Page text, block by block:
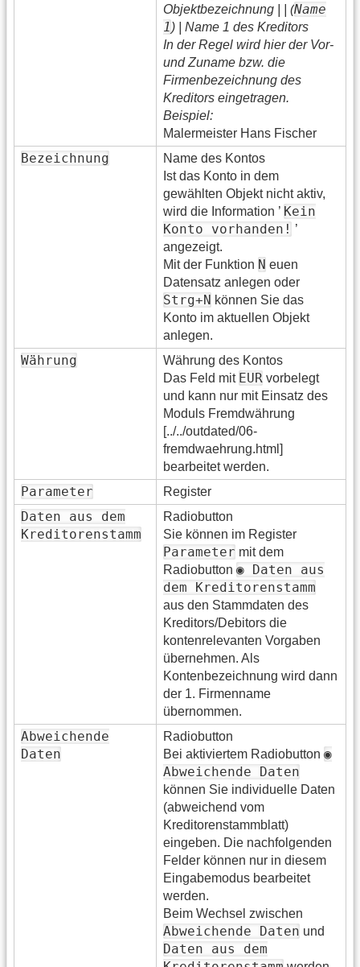
Objektbezeichnung | | (Name
1) | Name 1 des Kreditors
In der Regel wird hier der Vor-
und Zuname bzw. die
Firmenbezeichnung des
Kreditors eingetragen.
Beispiel:
Malermeister Hans Fischer
Bezeichnung
Name des Kontos
Ist das Konto in dem
gewählten Objekt nicht aktiv,
wird die Information ’ Kein
Konto vorhanden! ’
angezeigt.
Mit der Funktion N euen
Datensatz anlegen oder
Strg+N können Sie das
Konto im aktuellen Objekt
anlegen.
Währung
Währung des Kontos
Das Feld mit EUR vorbelegt
und kann nur mit Einsatz des
Moduls Fremdwährung
[../../outdated/06-
fremdwaehrung.html]
bearbeitet werden.
Parameter Register
Daten aus dem
Kreditorenstamm
Radiobutton
Sie können im Register
Parameter mit dem
Radiobutton ◉ Daten aus
dem Kreditorenstamm
aus den Stammdaten des
Kreditors/Debitors die
kontenrelevanten Vorgaben
übernehmen. Als
Kontenbezeichnung wird dann
der 1. Firmenname
übernommen.
Abweichende
Daten
Radiobutton
Bei aktiviertem Radiobutton ◉
Abweichende Daten
können Sie individuelle Daten
(abweichend vom
Kreditorenstammblatt)
eingeben. Die nachfolgenden
Felder können nur in diesem
Eingabemodus bearbeitet
werden.
Beim Wechsel zwischen
Abweichende Daten und
Daten aus dem